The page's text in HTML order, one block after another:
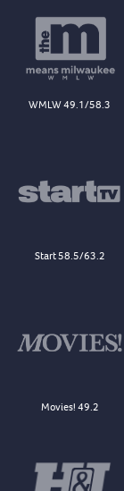
WMLW 49.1/58.3
Start 58.5/63.2
Movies! 49.2